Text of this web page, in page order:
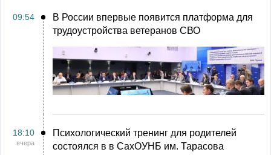
09:54
В России впервые появится платформа для
трудоустройства ветеранов СВО
18:10
вчера
Психологический тренинг для родителей
состоялся в в СахОУНБ им. Тарасова